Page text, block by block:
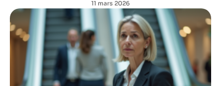
11 mars 2026